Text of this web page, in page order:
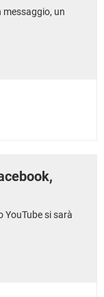
un
YouTube si sarà